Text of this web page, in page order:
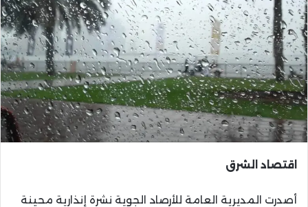
اقتصاد الشرق
أصدرت المديرية العامة للأرصاد الجوية نشرة إنذارية محينة